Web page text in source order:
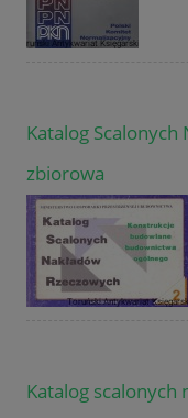
Katalog Scalonych
zbiorowa
Katalog scalonych